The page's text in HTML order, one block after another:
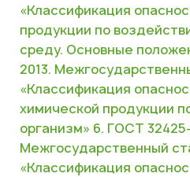
«Классификация
продукции по
среду. Основные
2013.
«Классификация
химической продукции
организм» 6. ГОСТ
Межгосударственный
«Классификация